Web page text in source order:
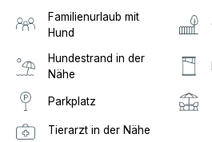
Familienurlaub mit
Hund
Hundestrand in der
Nähe
Parkplatz
Tierarzt in der Nähe